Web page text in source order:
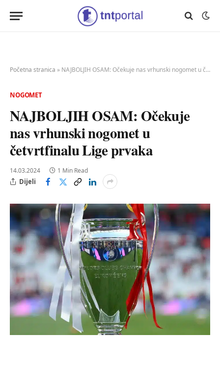
Početna stranica » NAJBOLJIH OSAM: Očekuje nas vrhunski nogomet u četvrtfinalu Lige prvaka
NOGOMET
NAJBOLJIH OSAM: Očekuje
nas vrhunski nogomet u
četvrtfinalu Lige prvaka
14.03.2024 1 Min Read
Dijeli